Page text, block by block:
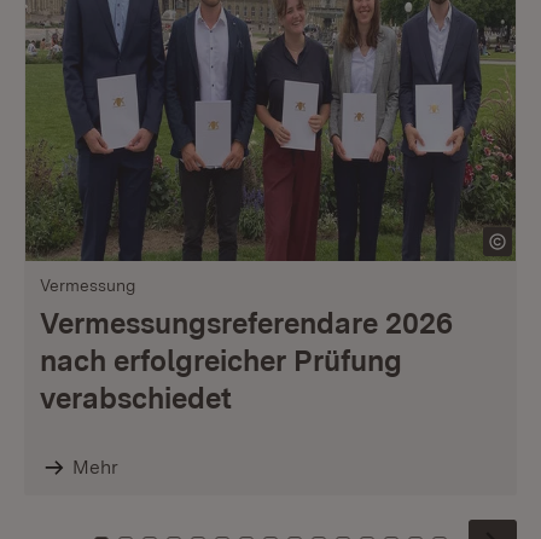
Vermessung
Vermessungsreferendare 2026
nach erfolgreicher Prüfung
verabschiedet
Mehr